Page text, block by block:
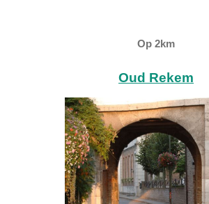
Op 2km
Oud Rekem